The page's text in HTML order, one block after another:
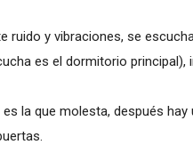
ruido y vibraciones, se
es el dormitorio principal),
la que molesta, después hay